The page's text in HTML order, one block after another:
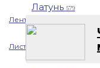
Лента медная
Лист/Плита медная
Латунь 579